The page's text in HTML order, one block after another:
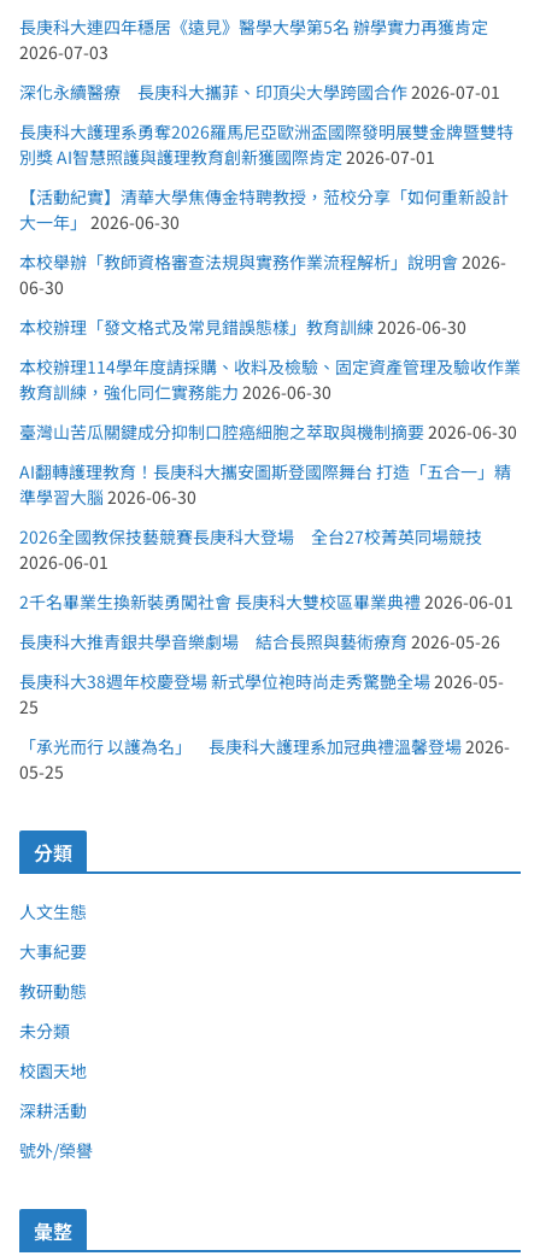
長庚科大連四年穩居《遠見》醫學大學第5名 辦學實力再獲肯定
2026-07-03
深化永續醫療 長庚科大攜菲、印頂尖大學跨國合作2026-07-01
長庚科大護理系勇奪2026羅馬尼亞歐洲盃國際發明展雙金牌暨雙特
別獎 AI智慧照護與護理教育創新獲國際肯定 2026-07-01
【活動紀實】清華大學焦傳金特聘教授，蒞校分享「如何重新設計
大一年」 2026-06-30
本校舉辦「教師資格審查法規與實務作業流程解析」說明會2026-
06-30
本校辦理「發文格式及常見錯誤態樣」教育訓練2026-06-30
本校辦理114學年度請採購、收料及檢驗、固定資產管理及驗收作業
教育訓練，強化同仁實務能力 2026-06-30
臺灣山苦瓜關鍵成分抑制口腔癌細胞之萃取與機制摘要2026-06-30
AI翻轉護理教育！長庚科大攜安圖斯登國際舞台 打造「五合一」精
準學習大腦 2026-06-30
2026全國教保技藝競賽長庚科大登場 全台27校菁英同場競技
2026-06-01
2千名畢業生換新裝勇闖社會 長庚科大雙校區畢業典禮2026-06-01
長庚科大推青銀共學音樂劇場 結合長照與藝術療育 2026-05-26
長庚科大38週年校慶登場 新式學位袍時尚走秀驚艷全場2026-05-
25
「承光而行 以護為名」 長庚科大護理系加冠典禮溫馨登場2026-
05-25
分類
人文生態
大事紀要
教研動態
未分類
校園天地
深耕活動
號外/榮譽
彙整